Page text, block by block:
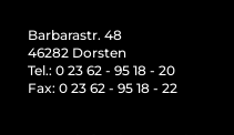
Barbarastr. 48
46282 Dorsten
Tel.: 0 23 62 - 95 18 - 20
Fax: 0 23 62 - 95 18 - 22